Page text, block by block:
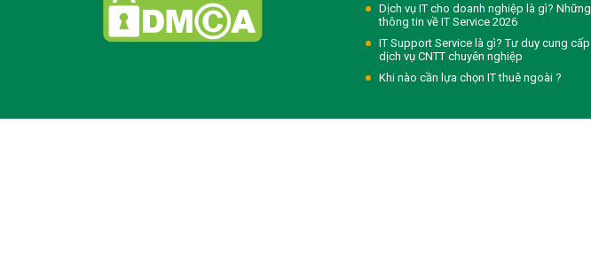
Dịch vụ IT cho doanh nghiệp là gì? Những
thông tin về IT Service 2026
IT Support Service là gì? Tư duy cung cấp
dịch vụ CNTT chuyên nghiệp
Khi nào cần lựa chọn IT thuê ngoài ?